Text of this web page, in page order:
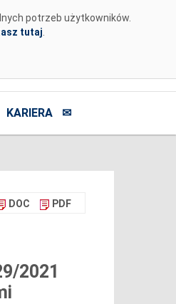
potrzeb użytkowników.
tutaj
KARIERA ✉
DOC PDF
2021